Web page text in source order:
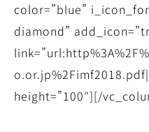
color=”blue”
diamond”
height=”100″][/